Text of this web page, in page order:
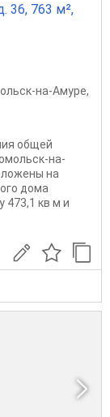
36, 763 м²,
на-Амуре,
общей
на-
на
дома
473,1 кв м и